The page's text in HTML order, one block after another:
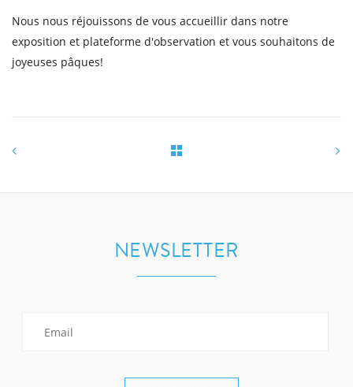
Nous nous réjouissons de vous accueillir dans notre
exposition et plateforme d'observation et vous souhaitons de
joyeuses pâques!
NEWSLETTER